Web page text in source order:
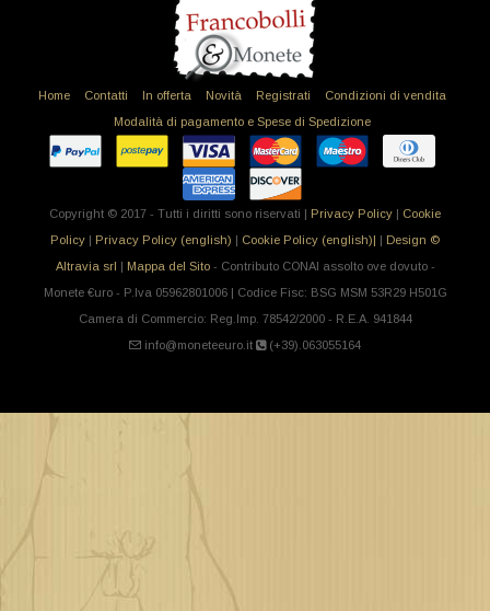
Home Contatti In offerta Novità Registrati
Condizioni di vendita
Modalità di pagamento e Spese di Spedizione
Copyright © 2017 - Tutti i diritti sono riservati | Privacy Policy | Cookie
Policy | Privacy Policy (english) | Cookie Policy (english)| | Design ©
Altravia srl | Mappa del Sito- Contributo CONAI assolto ove dovuto -
Monete €uro - P.Iva 05962801006 | Codice Fisc: BSG MSM 53R29 H501G
Camera di Commercio: Reg.Imp. 78542/2000 - R.E.A. 941844
info@moneteeuro.it
(+39).063055164